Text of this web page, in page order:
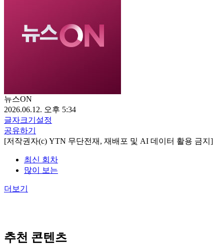
뉴스ON
2026.06.12. 오후 5:34
글자크기설정
공유하기
[저작권자(c) YTN 무단전재, 재배포 및 AI 데이터 활용 금지]
최신 회차
많이 보는
더보기
추천 콘텐츠